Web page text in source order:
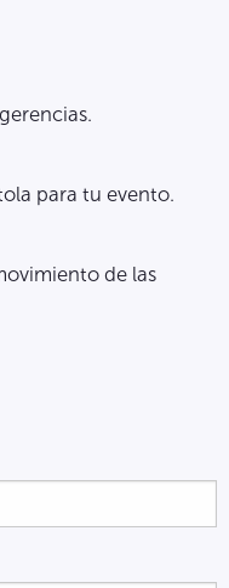
para tu evento.
de las